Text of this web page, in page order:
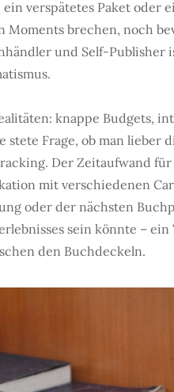
verspätetes Paket oder
brechen, noch
und Self-Publisher
knappe Budgets,
Frage, ob man lieber
Der Zeitaufwand
mit verschiedenen
oder der nächsten
sein könnte – ein
den Buchdeckeln.